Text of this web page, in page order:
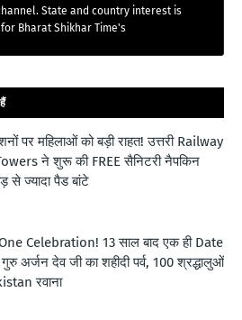
State and country interest is
Bharat Shikhar Time's
पर महिलाओं को बड़ी राहत! उत्तरी Railway
ने शुरू की FREE सैनिटरी नैपकिन
से ज्यादा पैड बांटे
Celebration! 13 साल बाद एक ही Date
अर्जन देव जी का शहीदी पर्व, 100 श्रद्धालुओं
रवाना